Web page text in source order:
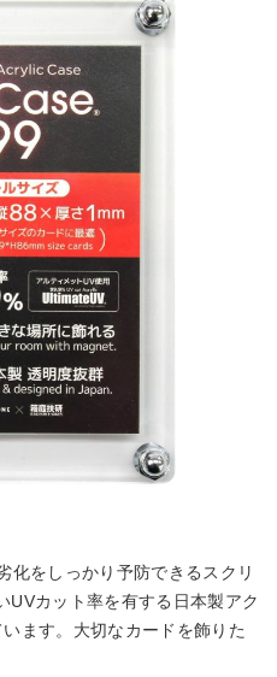
化をしっかり予防できるスクリ
UVカット率を有する日本製アク
ます。大切なカードを飾りた